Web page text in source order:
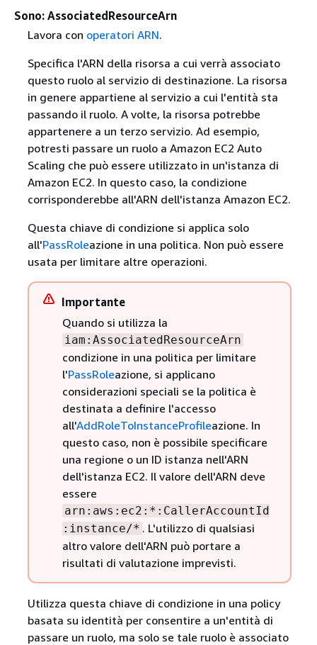
Sono: AssociatedResourceArn
Lavora con operatori ARN.
Specifica l'ARN della risorsa a cui verrà associato
questo ruolo al servizio di destinazione. La risorsa
in genere appartiene al servizio a cui l'entità sta
passando il ruolo. A volte, la risorsa potrebbe
appartenere a un terzo servizio. Ad esempio,
potresti passare un ruolo a Amazon EC2 Auto
Scaling che può essere utilizzato in un'istanza di
Amazon EC2. In questo caso, la condizione
corrisponderebbe all'ARN dell'istanza Amazon EC2.
Questa chiave di condizione si applica solo
all'PassRoleazione in una politica. Non può essere
usata per limitare altre operazioni.
Importante
Quando si utilizza la
iam:AssociatedResourceArn
condizione in una politica per limitare
l'PassRoleazione, si applicano
considerazioni speciali se la politica è
destinata a definire l'accesso
all'AddRoleToInstanceProfileazione. In
questo caso, non è possibile specificare
una regione o un ID istanza nell'ARN
dell'istanza EC2. Il valore dell'ARN deve
essere
arn:aws:ec2:*:CallerAccountId
:instance/* . L'utilizzo di qualsiasi
altro valore dell'ARN può portare a
risultati di valutazione imprevisti.
Utilizza questa chiave di condizione in una policy
basata su identità per consentire a un'entità di
passare un ruolo, ma solo se tale ruolo è associato